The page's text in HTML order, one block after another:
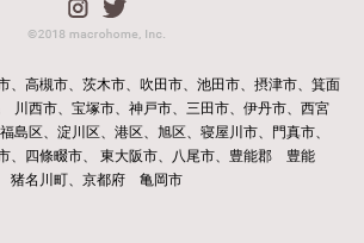
高槻市、茨木市、吹田市、池田市、摂津市、箕面
川西市、宝塚市、神戸市、三田市、伊丹市、西宮
島区、淀川区、港区、旭区、寝屋川市、門真市、
四條畷市、
東大阪市、八尾市、豊能郡 豊能
名川町、京都府 亀岡市